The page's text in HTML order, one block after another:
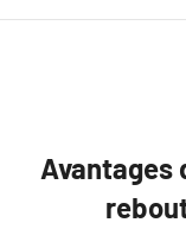
Avantages